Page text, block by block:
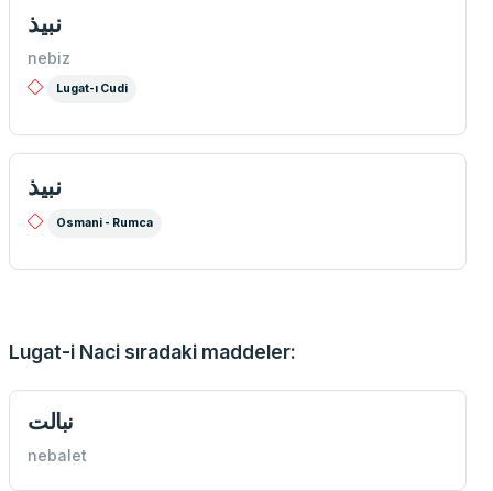
نبیذ
nebiz
Lugat-ı Cudi
نبيذ
Osmani - Rumca
Lugat-i Naci sıradaki maddeler:
نبالت
nebalet